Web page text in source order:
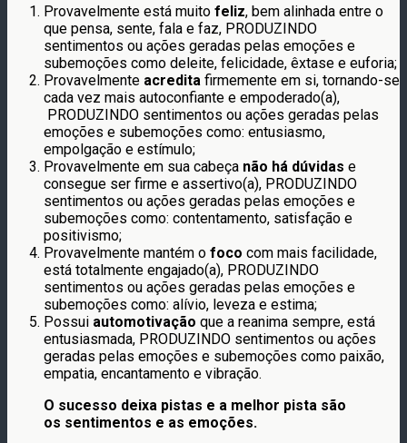
Provavelmente está muito feliz, bem alinhada entre o
que pensa, sente, fala e faz, PRODUZINDO
sentimentos ou ações geradas pelas emoções e
subemoções como deleite, felicidade, êxtase e euforia;
Provavelmente acredita firmemente em si, tornando-se
cada vez mais autoconfiante e empoderado(a),
PRODUZINDO sentimentos ou ações geradas pelas
emoções e subemoções como: entusiasmo,
empolgação e estímulo;
Provavelmente em sua cabeça não há dúvidas e
consegue ser firme e assertivo(a), PRODUZINDO
sentimentos ou ações geradas pelas emoções e
subemoções como: contentamento, satisfação e
positivismo;
Provavelmente mantém o foco com mais facilidade,
está totalmente engajado(a), PRODUZINDO
sentimentos ou ações geradas pelas emoções e
subemoções como: alívio, leveza e estima;
Possui automotivação que a reanima sempre, está
entusiasmada, PRODUZINDO sentimentos ou ações
geradas pelas emoções e subemoções como paixão,
empatia, encantamento e vibração.
O sucesso deixa pistas e a melhor pista são
os sentimentos e as emoções.